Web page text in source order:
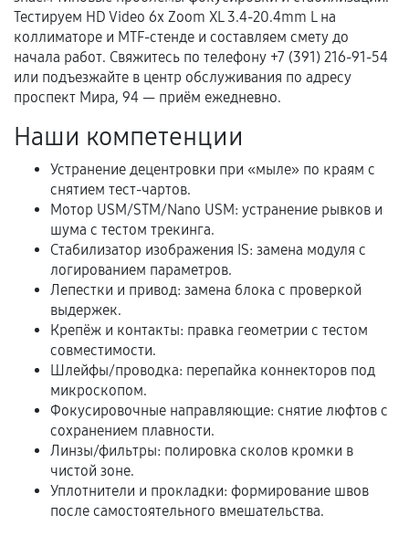
гарантии
Гарантийный талон.
Акт выполненных работ с датой, перечнем
услуг и сроком гарантии.
Документы на установленные комплектующие
Расширенная гарантия
В некоторых случаях возможно оформление
расширенной гарантии. Стоимость, сроки и
условия продления согласовываются отдельно и
фиксируются в документах.
Когда гарантия не действует
Нарушение правил эксплуатации,
механические повреждения, попадание влаги,
перегрев, коррозия.
Тестируем HD Video 6x Zoom XL 3.4-20.4mm L на
коллиматоре и MTF-стенде и составляем смету до
начала работ. Свяжитесь по телефону +7 (391) 216-91-54
или подъезжайте в центр обслуживания по адресу
проспект Мира, 94 — приём ежедневно.
Наши компетенции
Устранение децентровки при «мыле» по краям с
снятием тест-чартов.
Мотор USM/STM/Nano USM: устранение рывков и
шума с тестом трекинга.
Стабилизатор изображения IS: замена модуля с
логированием параметров.
Лепестки и привод: замена блока с проверкой
выдержек.
Крепёж и контакты: правка геометрии с тестом
совместимости.
Шлейфы/проводка: перепайка коннекторов под
микроскопом.
Фокусировочные направляющие: снятие люфтов с
сохранением плавности.
Линзы/фильтры: полировка сколов кромки в
чистой зоне.
Уплотнители и прокладки: формирование швов
после самостоятельного вмешательства.